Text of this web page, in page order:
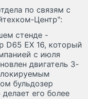
по связям с
Центр":
стенде -
D65 EX 16, который
с июля
двигатель 3-
бульдозер
его более